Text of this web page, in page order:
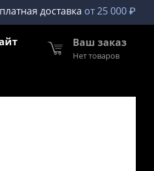
доставка от 25 000 ₽
Ваш заказ
Нет товаров